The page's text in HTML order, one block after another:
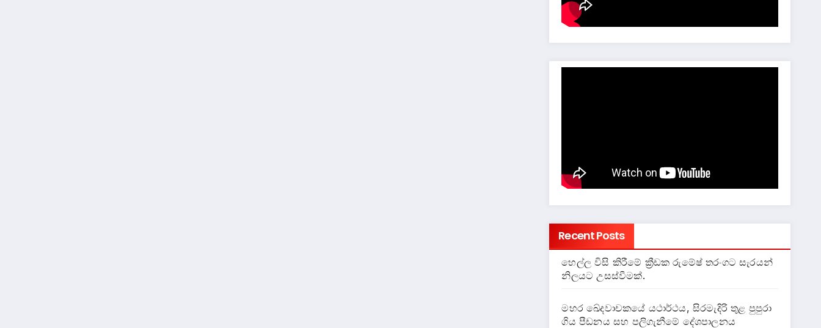
Recent Posts
හෙල්ල විසි කිරීමේ ක්‍රීඩක රුමේෂ් තරංගට සැරයන්
නිලයට උසස්වීමක්.
මහර ඛේදවාචකයේ යථාර්ථය, සිරමැදිරි තුළ පුපුරා
ගිය පීඩනය සහ පලිගැනීමේ දේශපාලනය